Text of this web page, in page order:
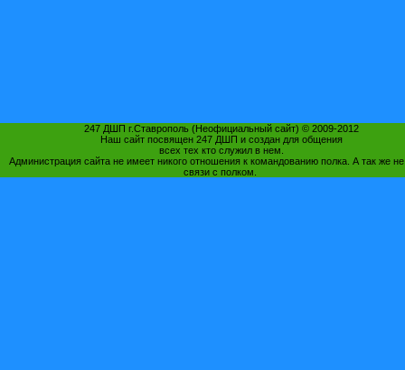
247 ДШП г.Ставрополь (Неофициальный сайт) © 2009-2012
Наш сайт посвящен 247 ДШП и создан для общения
всех тех кто служил в нем.
Администрация сайта не имеет никого отношения к командованию полка. А так же
связи с полком.